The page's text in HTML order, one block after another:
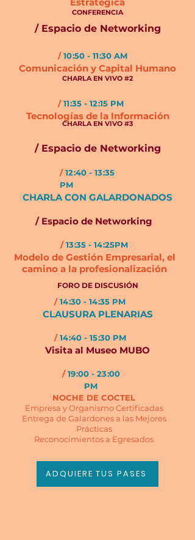
CONFERENCIA
/ Espacio de Networking
/ 10:50 - 11:30 AM
Comunicación y Capital Humano
CHARLA EN VIVO #2
/ 11:35 - 12:15 PM
Tecnologías de la Información
CHARLA EN VIVO #3
/ Espacio de Networking
/ 12:40 - 13:35
PM
CHARLA CON GALARDONADOS
/ Espacio de Networking
/ 13:35 - 14:25PM
Modelo de Gestión Empresarial, el
camino a la profesionalización
FORO DE DISCUSIÓN
/ 14:30 - 14:35 PM
CLAUSURA PLENARIAS
/ 14:40 - 15:30 PM
Visita al Museo MUBO
/ 19:00 - 23:00
PM
NOCHE DE COCTEL
Empresa y Organismo Certificadas
Entrega de Galardones a las Mejores
Prácticas
Reconocimientos a Egresados
ADQUIERE TUS PASES